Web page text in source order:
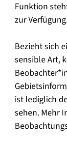
Funktion
zur
Bezieht sich
sensible Art,
ist lediglich
sehen. Mehr